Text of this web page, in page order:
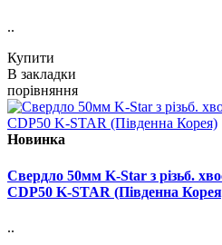
..
Купити
В закладки
порівняння
Новинка
Свердло 50мм K-Star з різьб.
CDP50 K-STAR (Південна
..